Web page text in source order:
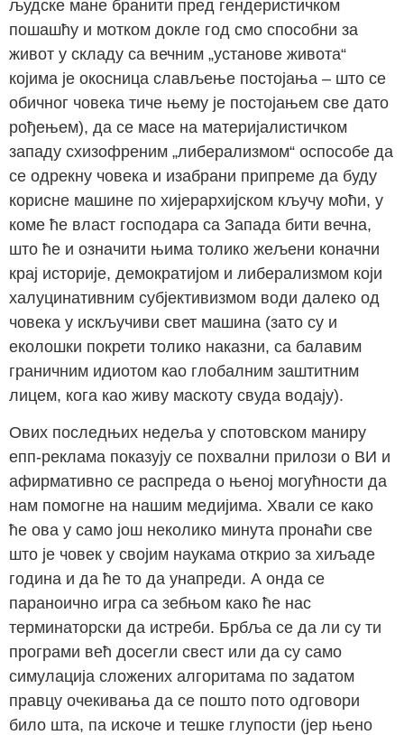
људске мане бранити пред гендеристичком
пошашћу и мотком докле год смо способни за
живот у складу са вечним „установе живота“
којима је окосница слављење постојања – што се
обичног човека тиче њему је постојањем све дато
рођењем), да се масе на материјалистичком
западу схизофреним „либерализмом“ оспособе да
се одрекну човека и изабрани припреме да буду
корисне машине по хијерархијском кључу моћи, у
коме ће власт господара са Запада бити вечна,
што ће и означити њима толико жељени коначни
крај историје, демократијом и либерализмом који
халуцинативним субјективизмом води далеко од
човека у искључиви свет машина (зато су и
еколошки покрети толико наказни, са балавим
граничним идиотом као глобалним заштитним
лицем, кога као живу маскоту свуда водају).
Ових последњих недеља у спотовском маниру
епп-реклама показују се похвални прилози о ВИ и
афирмативно се распреда о њеној могућности да
нам помогне на нашим медијима. Хвали се како
ће ова у само још неколико минута пронаћи све
што је човек у својим наукама открио за хиљаде
година и да ће то да унапреди. А онда се
параноично игра са зебњом како ће нас
терминаторски да истреби. Брбља се да ли су ти
програми већ досегли свест или да су само
симулација сложених алгоритама по задатом
правцу очекивања да се пошто пото одговори
било шта, па искоче и тешке глупости (јер њено